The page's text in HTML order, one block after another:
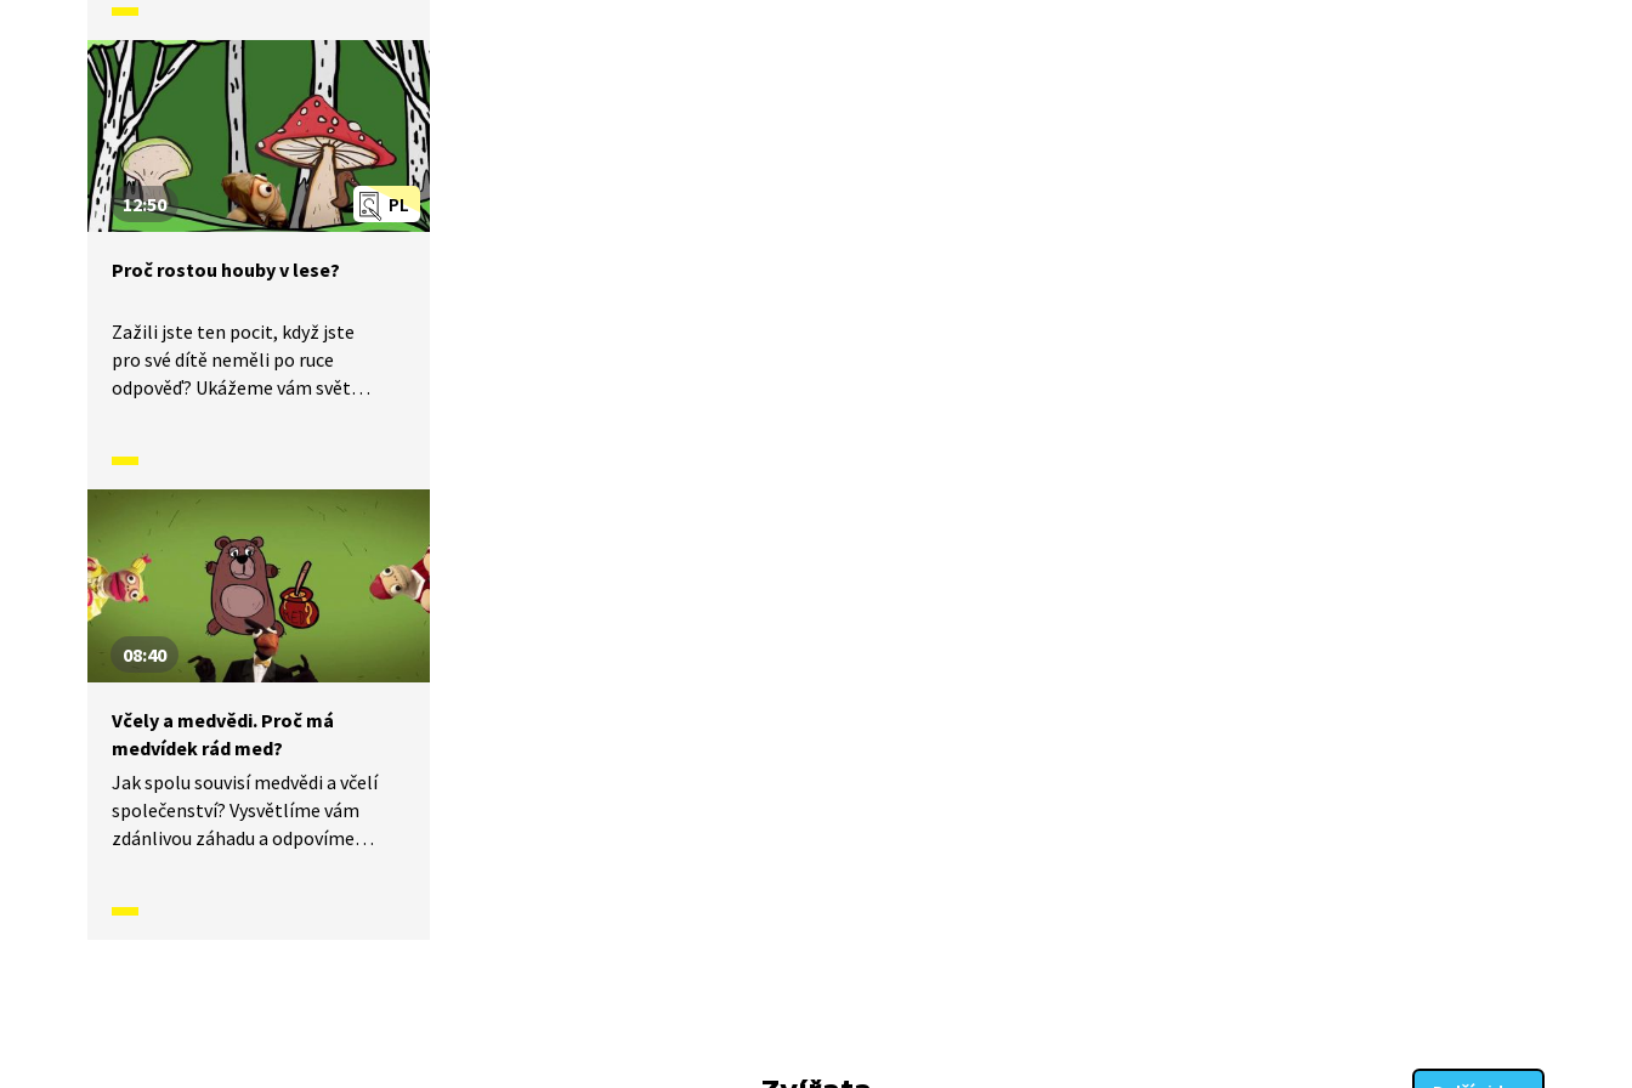
PL
12:50
Proč rostou houby v lese?
Zažili jste ten pocit, když jste
pro své dítě neměli po ruce
odpověď? Ukážeme vám svět
08:40
Včely a medvědi. Proč má
medvídek rád med?
Jak spolu souvisí medvědi a včelí
společenství? Vysvětlíme vám
zdánlivou záhadu a odpovíme
med?